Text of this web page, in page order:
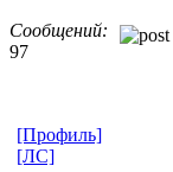
Сообщений:
97
[Профиль]
[ЛС]